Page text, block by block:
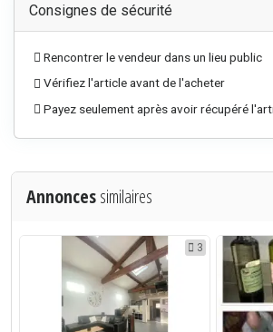
Consignes de sécurité
Rencontrer le vendeur dans un lieu public
Vérifiez l'article avant de l'acheter
Payez seulement après avoir récupéré
Annoncessimilaires
3